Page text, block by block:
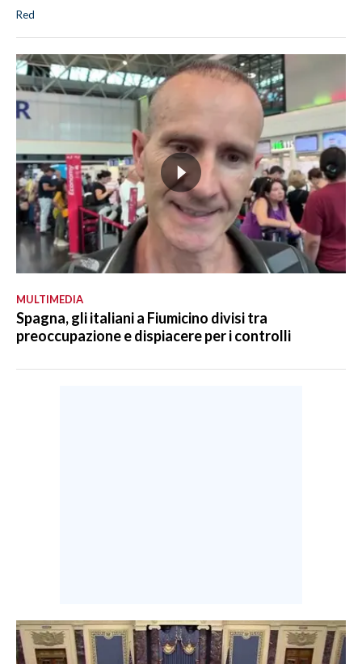
Red
MULTIMEDIA
Spagna, gli italiani a Fiumicino divisi tra
preoccupazione e dispiacere per i controlli